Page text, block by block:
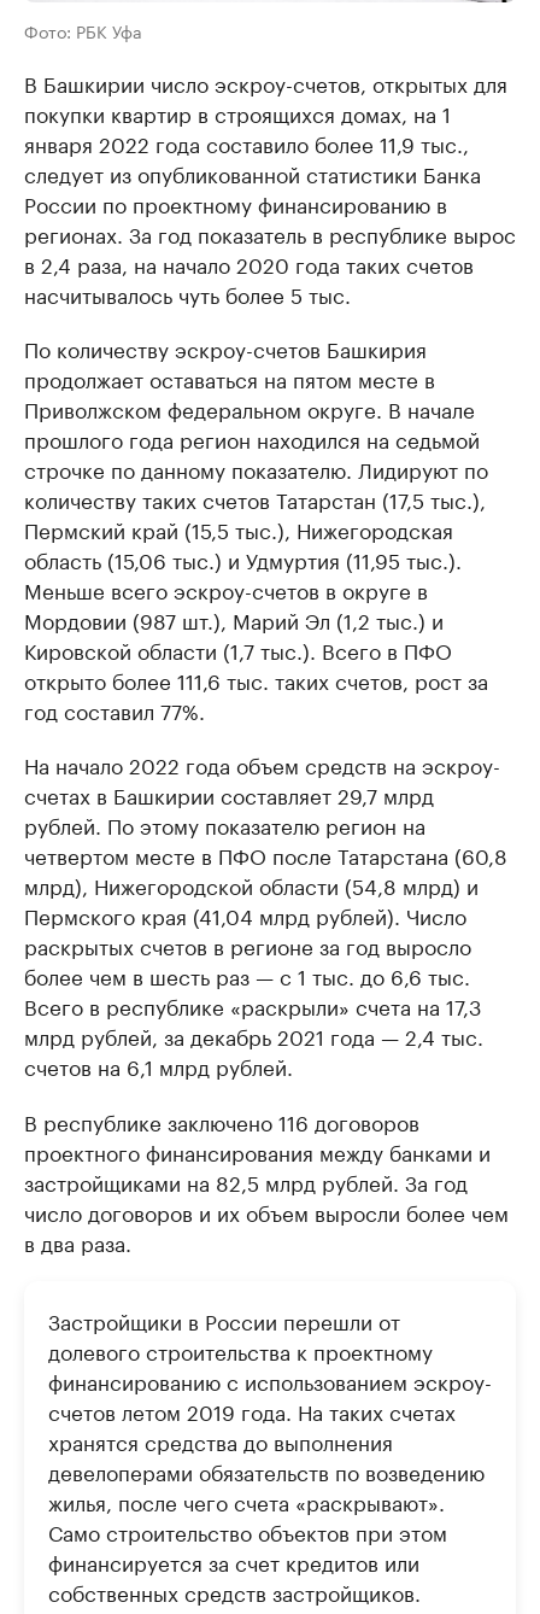
Фото: РБК Уфа
В Башкирии число эскроу-счетов, открытых для
покупки квартир в строящихся домах, на 1
января 2022 года составило более 11,9 тыс.,
следует из опубликованной статистики Банка
России по проектному финансированию в
регионах. За год показатель в республике вырос
в 2,4 раза, на начало 2020 года таких счетов
насчитывалось чуть более 5 тыс.
По количеству эскроу-счетов Башкирия
продолжает оставаться на пятом месте в
Приволжском федеральном округе. В начале
прошлого года регион находился на седьмой
строчке по данному показателю. Лидируют по
количеству таких счетов Татарстан (17,5 тыс.),
Пермский край (15,5 тыс.), Нижегородская
область (15,06 тыс.) и Удмуртия (11,95 тыс.).
Меньше всего эскроу-счетов в округе в
Мордовии (987 шт.), Марий Эл (1,2 тыс.) и
Кировской области (1,7 тыс.). Всего в ПФО
открыто более 111,6 тыс. таких счетов, рост за
год составил 77%.
На начало 2022 года объем средств на эскроу-
счетах в Башкирии составляет 29,7 млрд
рублей. По этому показателю регион на
четвертом месте в ПФО после Татарстана (60,8
млрд), Нижегородской области (54,8 млрд) и
Пермского края (41,04 млрд рублей). Число
раскрытых счетов в регионе за год выросло
более чем в шесть раз — с 1 тыс. до 6,6 тыс.
Всего в республике «раскрыли» счета на 17,3
млрд рублей, за декабрь 2021 года — 2,4 тыс.
счетов на 6,1 млрд рублей.
В республике заключено 116 договоров
проектного финансирования между банками и
застройщиками на 82,5 млрд рублей. За год
число договоров и их объем выросли более чем
в два раза.
Застройщики в России перешли от
долевого строительства к проектному
финансированию с использованием эскроу-
счетов летом 2019 года. На таких счетах
хранятся средства до выполнения
девелоперами обязательств по возведению
жилья, после чего счета «раскрывают».
Само строительство объектов при этом
финансируется за счет кредитов или
собственных средств застройщиков.